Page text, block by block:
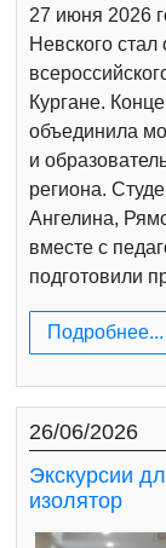
27 июня 2026
Невского
Кургане.
объединила
и
региона.
Ангелина,
вместе с
подготовили
Подробнее...
26/06/2026
Экскурсии
изолятор